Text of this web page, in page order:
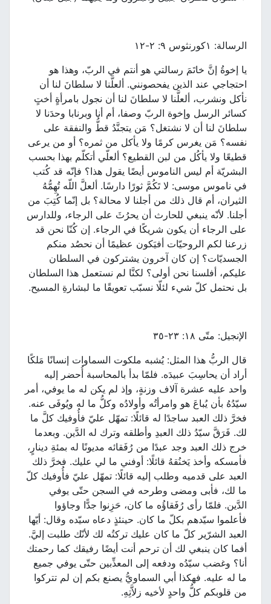
الرسالة: ١كورنثوس ٩: ٢-١٢
يا إخوةُ إنَّ خاتَمَ رسالتي هو أنتم في الربّ، وهذا هو
احتجاجي عند الذين يفحصونني. ألعلَّنا لا سلطانَ لنا أن
نأكل ونشرب، ألعلَّنا لا سلطانَ لنا أن نجول بامرأةٍ أختٍ
كسائر الرسل وإخوة الربّ وصفا، أم أنا وبرنابا وحدَنا لا
سلطانَ لنا أن لا نشتغل؟ مَن يتجنَّدُ قطُّ والنفقة على
نفسه؟ مَن يغرس كرمًا ولا يأكل من ثمره؟ أو من يرعى
قطيعًا ولا يأكُل من لبن القطيع؟ ألعلّي أتكلّم بهذا بحسب
البشريّة أم ليس الناموس أيضًا يقول هذا؟ فإنّه قد كُتب
في ناموس موسى: لا تَكُمَّ ثورًا دارسًا. ألعلَّ اللّه تُهِمُّهُ
الثيران، أم قال ذلك من أجلنا لا محالة؟ بل إنّما كُتِبَ من
أجلنا. لأنّه ينبغي للحارث أن يحرُثَ على الرجاء، وللدارس
على الرجاء أن يكون شريكًا في الرجاء. إن كُنّا نحن قد
زرعنا لكم الروحيّات أفيَكون عظيمًا أن نحصُد منكم
الجسديّات؟ إن كان آخرون يشتركون في السلطان
عليكم، أفلسنا نحن أولى؟ لكنَّا لم نستعمل هذا السلطان
بل نحتمل كلّ شيء لئلّا نسبّب تعويقًا ما لبشارةِ المسيح.
الإنجيل: متّى ١٨: ٢٣-٣٥
قال الربُّ هذا المثل: يُشبه ملكوت السماوات إنسانًا مَلكًا
أراد أن يحاسِبَ عبيدَه. فلمّا بدأ بالمحاسبة أُحضر إليه
واحد عليه عشرة آلاف وزنةٍ، وإذ لم يكن له ما يوفي، أمر
سيّدُهُ بأن يُباعَ هو وامرأتُه وأولادُه وكلُّ ما له ويُوفَى عنه.
فخرَّ ذلك العبد ساجدًا له قائلًا: تمهّل عليّ فأُوفيك كلَّ ما
لك. فَرَقَّ سيّدُ ذلك العبدِ وأطلقه وترك له الدَّين. وبعدما
خرج ذلك العبد وجد عبدًا من رُفَقائه مديونًا له بمئةِ دينارٍ،
فأمسكه وأخذ يَخنُقهُ قائلًا: أوفني ما لي عليك. فخرَّ ذلك
العبد على قدميه وطلب إليه قائلًا: تمهّل عليّ فأُوفيك كلّ
ما لك، فأبى ومضى وطرحه في السجن حتّى يوفي
الدَّين. فلمّا رأى رُفَقاؤُه ما كان، حَزِنوا جدًّا وجاؤوا
فأعلموا سيّدهم بكلّ ما كان. حينئذٍ دعاه سيّده وقال: أيّها
العبد الشرّير كلّ ما كان عليك تركتُه لك لأنّك طلبت إليَّ.
أفما كان ينبغي لك أن ترحم أنت أيضًا رفيقك كما رحمتك
أنا؟ وغضب سيّدُه ودفعه إلى المعذِّبين حتّى يوفي جميع
ما له عليه. فهكذا أبي السماويُّ يصنع بكم إن لم تتركوا
من قلوبكم كلُّ واحدٍ لأخيه زلاَّتِهِ.